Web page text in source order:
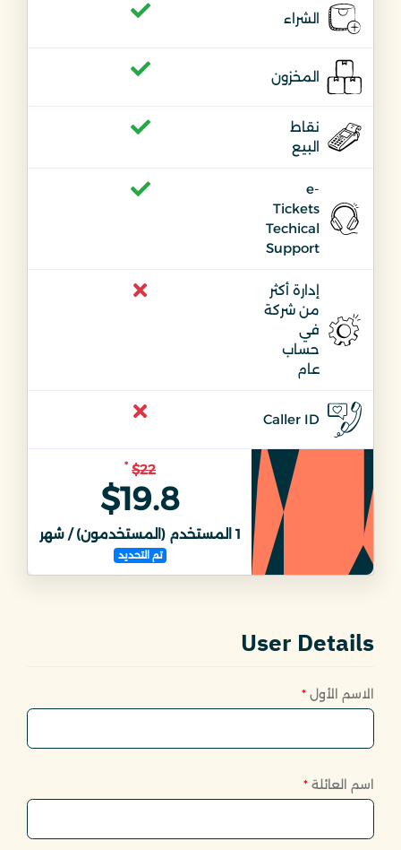
الشراء
المخزون
نقاط
البيع
e-
Tickets
Techical
Support
إدارة أكثر
من شركة
في
حساب
عام
Caller ID
$22
*
$19.8
1 المستخدم (المستخدمون) / شهر
تم التحديد
User Details
الاسم الأول *
اسم العائلة *